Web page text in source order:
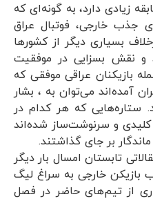
زیادی دارد، به گونه‌ای که
جذب خارجی، فوتبال عراق
بسیاری دیگر از کشورها
و نقش بسزایی در موفقیت
بازیکنان عراقی موفقی که
آمده‌اند می‌توان به ، بشار
ستاره‌هایی که هر کدام در
کلیدی و سرنوشت‌ساز شده‌اند
بر جای گذاشتند.
تابستان امسال بار دیگر
بازیکن خارجی به سراغ لیگ
از تیم‌های حاضر در فصل